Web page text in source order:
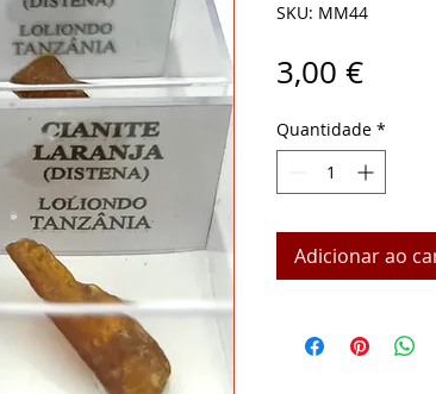
SKU: MM44
3,00 €Preço
Quantidade *
Adicionar ao